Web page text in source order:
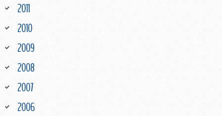
2011
2010
2009
2008
2007
2006